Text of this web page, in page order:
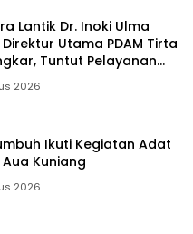
Lantik Dr. Inoki Ulma
Utama PDAM Tirta
Tuntut Pelayanan
Kelola Profesional
2026
Ikuti Kegiatan Adat
Kuniang
2026